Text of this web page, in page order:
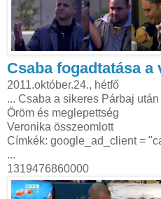
Csaba fogadtatása a
2011.október.24., hétfő
... Csaba a sikeres Párbaj
Öröm és meglepettség
Veronika összeomlott
Címkék: google_ad_client =
...
1319476860000